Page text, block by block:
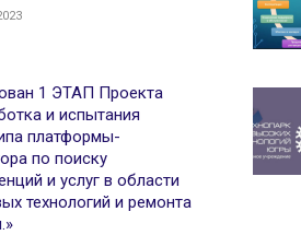
1 ЭТАП Проекта
и испытания
платформы-
по поиску
и услуг в области
технологий и ремонта